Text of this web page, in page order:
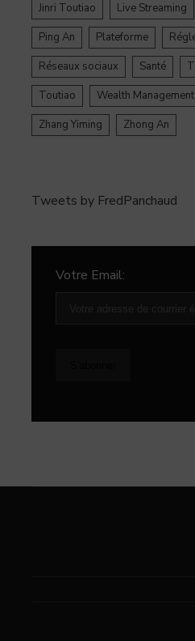
Jinri Toutiao
Live Streaming
Ping An
Plateforme
Réseaux sociaux
Santé
Toutiao
Wealth Management
Zhang Yiming
Zhong An
Tweets by FredPanchaud
Votre Email: